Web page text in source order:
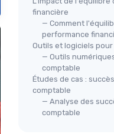
financière
— Comment
performance
Outils et logiciels
— Outils
comptable
Études de cas :
comptable
— Analyse des
comptable